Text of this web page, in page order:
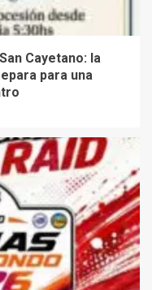
Cayetano: la
para una